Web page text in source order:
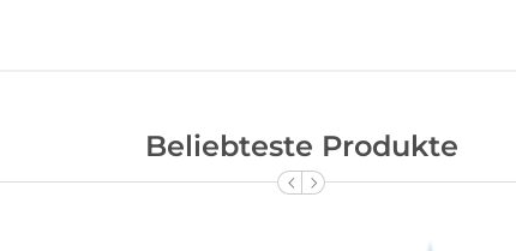
Beliebteste Produkte